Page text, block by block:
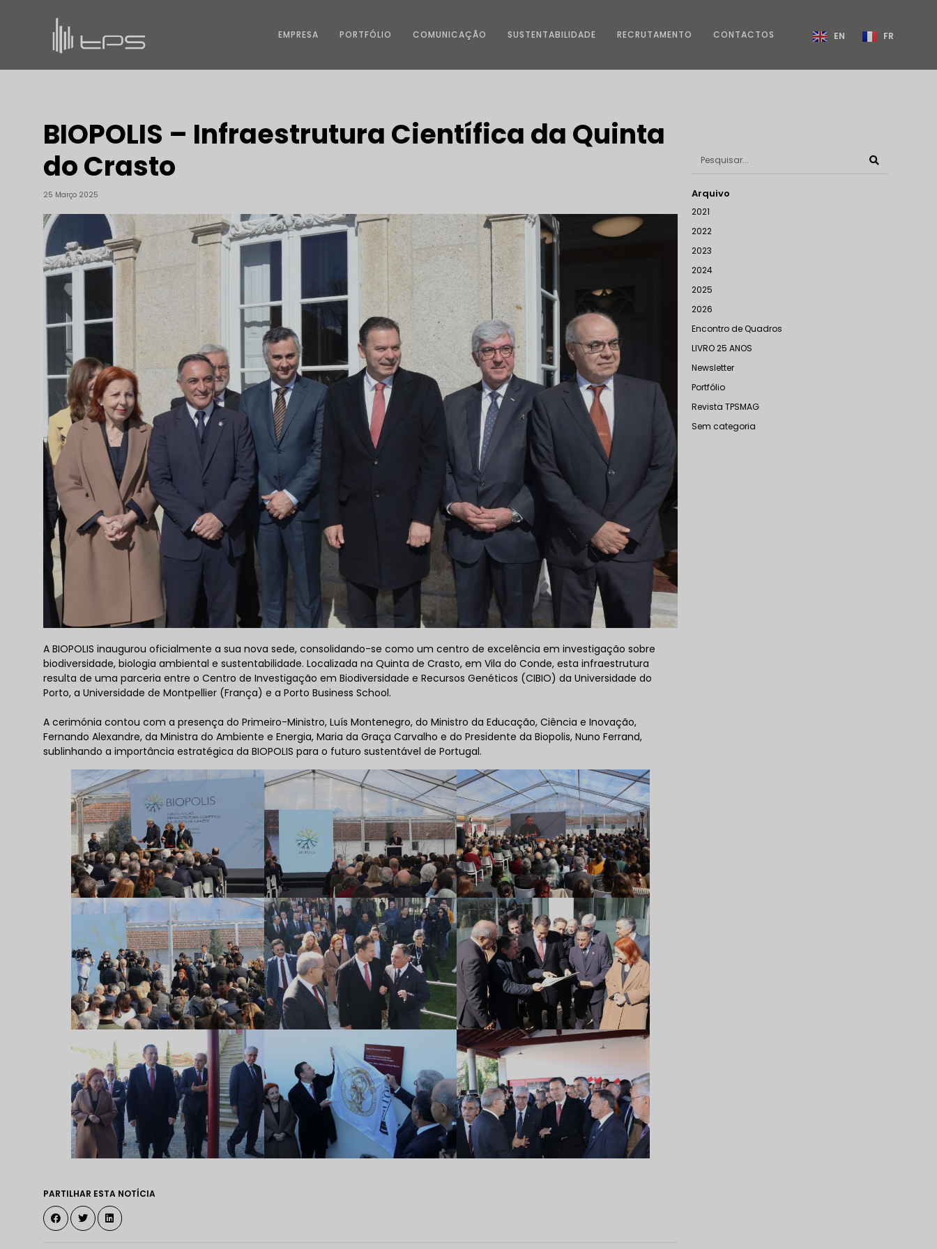
EMPRESA PORTFÓLIO COMUNICAÇÃO SUSTENTABILIDADE RECRUTAMENTO CONTACTOS EN FR
BIOPOLIS – Infraestrutura Científica da Quinta
do Crasto
25 Março 2025
​A BIOPOLIS inaugurou oficialmente a sua nova sede, consolidando-se como um centro de excelência em investigação sobre
biodiversidade, biologia ambiental e sustentabilidade. Localizada na Quinta de Crasto, em Vila do Conde, esta infraestrutura
resulta de uma parceria entre o Centro de Investigação em Biodiversidade e Recursos Genéticos (CIBIO) da Universidade do
Porto, a Universidade de Montpellier (França) e a Porto Business School.
A cerimónia contou com a presença do Primeiro-Ministro, Luís Montenegro, do Ministro da Educação, Ciência e Inovação,
Fernando Alexandre, da Ministra do Ambiente e Energia, Maria da Graça Carvalho e do Presidente da Biopolis, Nuno Ferrand,
sublinhando a importância estratégica da BIOPOLIS para o futuro sustentável de Portugal.
PARTILHAR ESTA NOTÍCIA
Arquivo
2021
2022
2023
2024
2025
2026
Encontro de Quadros
LIVRO 25 ANOS
Newsletter
Portfólio
Revista TPSMAG
Sem categoria